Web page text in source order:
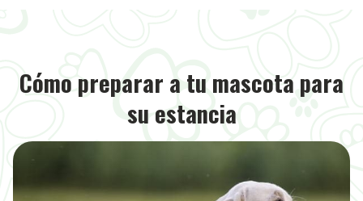
Cómo preparar a tu mascota para
su estancia